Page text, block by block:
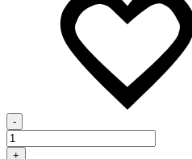
-
+